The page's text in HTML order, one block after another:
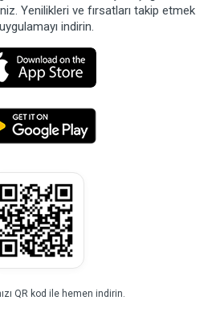
Yenilikleri ve fırsatları takip etmek
indirin.
QR kod ile hemen indirin.